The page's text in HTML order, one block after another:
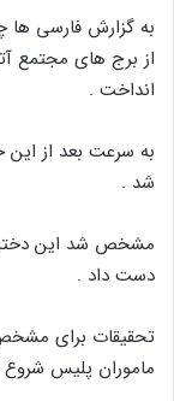
به گزارش فارسی
از برج های مجتمع
انداخت .
به سرعت بعد از این
شد .
مشخص شد این دختر
دست داد .
تحقیقات برای
ماموران پلیس